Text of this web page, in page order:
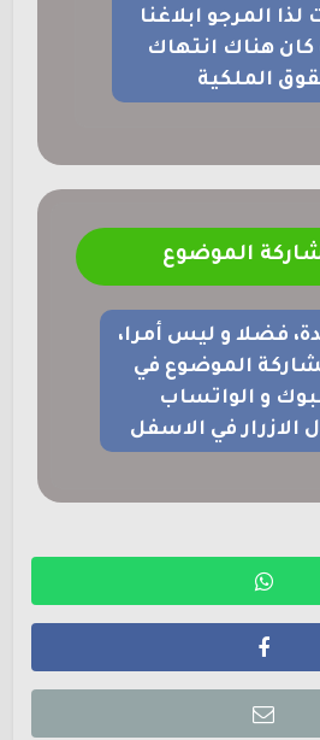
المرجو ابلاغنا
كان هناك انتهاك
الملكية
الموضوع
فضلا و ليس أمرا،
الموضوع في
و الواتساب
الازرار في الاسفل